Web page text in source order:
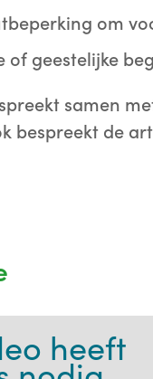
om
of geestelijke
samen
bespreekt de
heeft